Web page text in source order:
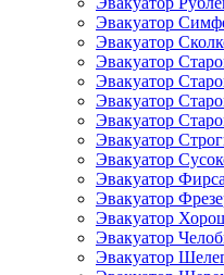
Эвакуатор
Эвакуатор
Эвакуатор
Эвакуатор
Эвакуатор
Эвакуатор
Эвакуатор
Эвакуатор
Эвакуатор
Эвакуатор
Эвакуатор
Эвакуатор
Эвакуатор